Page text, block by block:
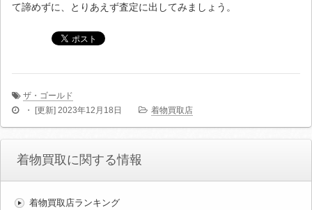
て諦めずに、とりあえず査定に出してみましょう。
ザ・ゴールド
・ [更新] 2023年12月18日 着物買取店
着物買取に関する情報
着物買取店ランキング